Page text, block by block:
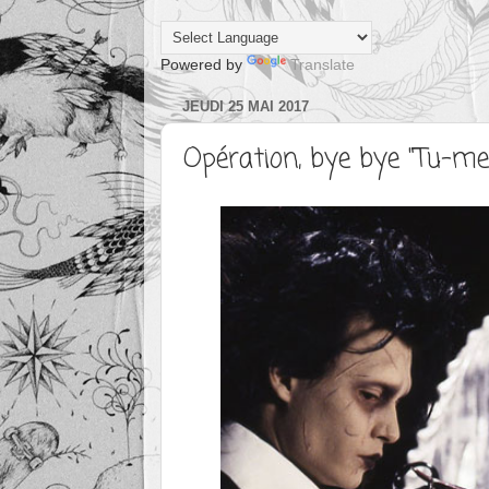
Powered by Translate
JEUDI 25 MAI 2017
Opération, bye bye "Tu-